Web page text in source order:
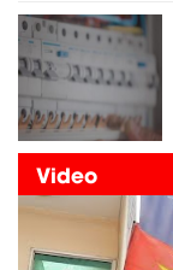
Video